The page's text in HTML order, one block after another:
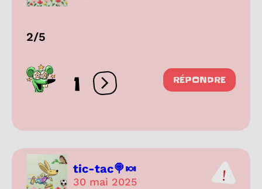
2/5
1 Ouvrir les réactions
RÉPONDRE
tic-tac🍭🍬
30 mai 2025